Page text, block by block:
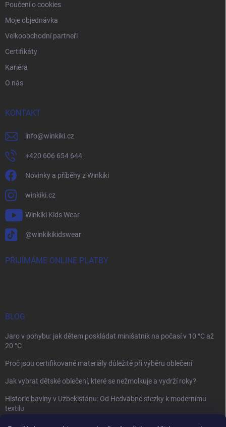
Poučení o cookies
Moje objednávka
Velkoobchodní partneři
Certifikáty
Kariéra
O nás
KONTAKT
info@winkiki.cz
+420 606 654 644
Novinky a příběhy z Winkiki
winkiki.cz
Winkiki Kids Wear
@winkikikidswear
PŘIJÍMÁME ONLINE PLATBY
BLOG
Jaro v pohybu: jak dětem poskládat minišatník na počasí v 10 °C až
20 °C
Proč jsou certifikované materiály důležité při výběru oblečení
Jak vybrat dětské oblečení, které se nežmolkuje a vydrží roky?
Historie bavlny v Uzbekistánu: Od Hedvábné stezky k modernímu
textilu